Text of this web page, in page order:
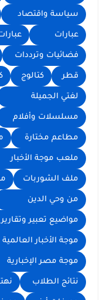
سياسة واقتصاد
عبارات
فضائيات وترددات
قطر كتالوج
لغتي الجميلة
مسلسلات وأفلام
مطاعم مختارة
ملعب موجة الأخبار
ملف الشوربات
من وحي الدين
مواضيع تعبير وتقارير
موجة الأخبار العالمية
موجة مصر الإخبارية
نتائج الطلاب